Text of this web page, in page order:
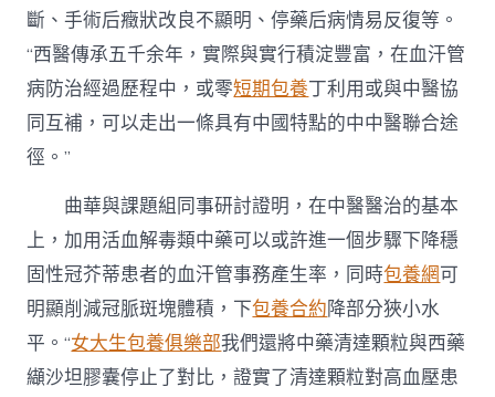
斷、手術后癥狀改良不顯明、停藥后病情易反復等。
“西醫傳承五千余年，實際與實行積淀豐富，在血汗管
病防治經過歷程中，或零短期包養丁利用或與中醫協
同互補，可以走出一條具有中國特點的中中醫聯合途
徑。”
曲華與課題組同事研討證明，在中醫醫治的基本
上，加用活血解毒類中藥可以或許進一個步驟下降穩
固性冠芥蒂患者的血汗管事務產生率，同時包養網可
明顯削減冠脈斑塊體積，下包養合約降部分狹小水
平。“女大生包養俱樂部我們還將中藥清達顆粒與西藥
纈沙坦膠囊停止了對比，證實了清達顆粒對高血壓患